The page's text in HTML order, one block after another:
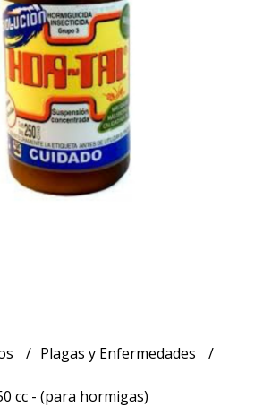
Plagas y Enfermedades
cc - (para hormigas)